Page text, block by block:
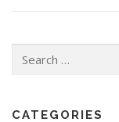
for:
CATEGORIES